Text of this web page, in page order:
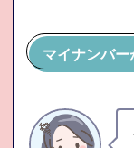
マイナンバー